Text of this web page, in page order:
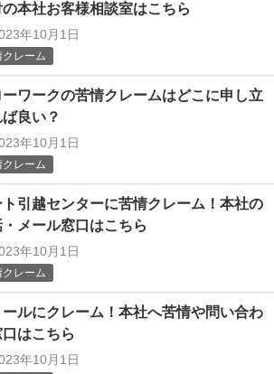
の本社お客様相談室はこちら
年10月1日
クレーム
ワークの苦情クレームはどこに申し立
良い？
年10月1日
クレーム
ト引越センターに苦情クレーム！本社の
・メール窓口はこちら
年10月1日
クレーム
ールにクレーム！本社へ苦情や問い合わ
はこちら
年10月1日